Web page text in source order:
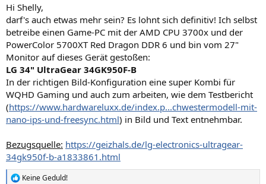
Hi Shelly,
darf's auch etwas mehr sein? Es lohnt sich definitiv! Ich selbst
betreibe einen Game-PC mit der AMD CPU 3700x und der
PowerColor 5700XT Red Dragon DDR 6 und bin vom 27"
Monitor auf dieses Gerät gestoßen:
LG 34" UltraGear 34GK950F-B
In der richtigen Bild-Konfiguration eine super Kombi für
WQHD Gaming und auch zum arbeiten, wie dem Testbericht
(https://www.hardwareluxx.de/index.p...chwestermodell-mit-
nano-ips-und-freesync.html) in Bild und Text entnehmbar.
Bezugsquelle: https://geizhals.de/lg-electronics-ultragear-
34gk950f-b-a1833861.html
R Keine Geduld!